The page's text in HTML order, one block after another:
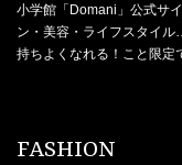
小学館「Domani」公式サ
ン・美容・ライフスタイ
持ちよくなれる！こと限定
FASHION